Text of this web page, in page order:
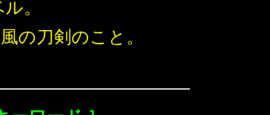
。
の刀剣のこと。